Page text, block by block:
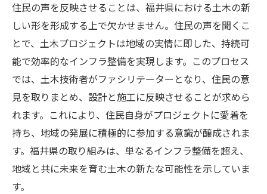
住民の声を反映させることは、福井県における土木の新
しい形を形成する上で欠かせません。住民の声を聞くこ
とで、土木プロジェクトは地域の実情に即した、持続可
能で効率的なインフラ整備を実現します。このプロセス
では、土木技術者がファシリテーターとなり、住民の意
見を取りまとめ、設計と施工に反映させることが求めら
れます。これにより、住民自身がプロジェクトに愛着を
持ち、地域の発展に積極的に参加する意識が醸成されま
す。福井県の取り組みは、単なるインフラ整備を超え、
地域と共に未来を育む土木の新たな可能性を示していま
す。